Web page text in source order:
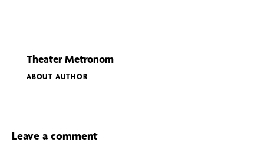
Theater Metronom
ABOUT AUTHOR
Leave a comment